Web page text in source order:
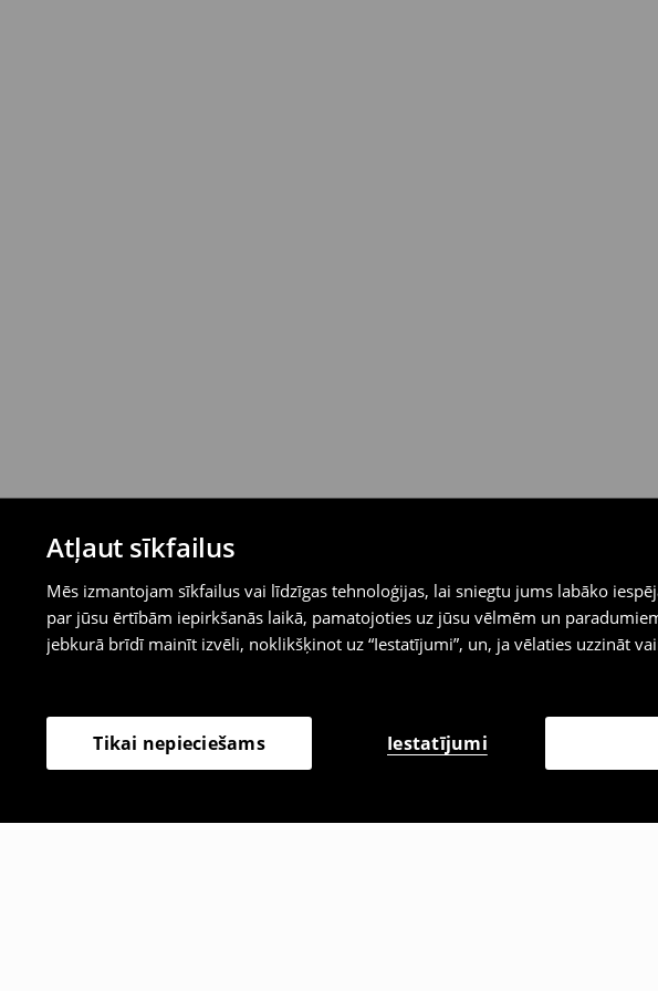
Atļaut sīkfailus
Mēs izmantojam sīkfailus vai līdzīgas tehnoloģijas, lai sniegtu jums labāko
par jūsu ērtībām iepirkšanās laikā, pamatojoties uz jūsu vēlmēm un
jebkurā brīdī mainīt izvēli, noklikšķinot uz “Iestatījumi”, un, ja vēlaties uzzināt
Tikai nepieciešams Iestatījumi